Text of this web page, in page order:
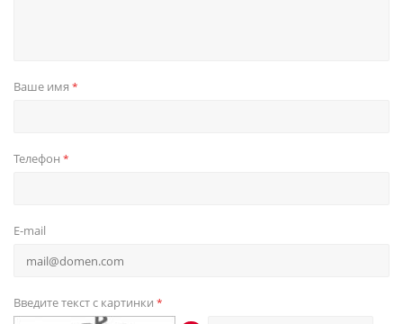
Ваше имя *
Телефон *
E-mail
Введите текст с картинки *